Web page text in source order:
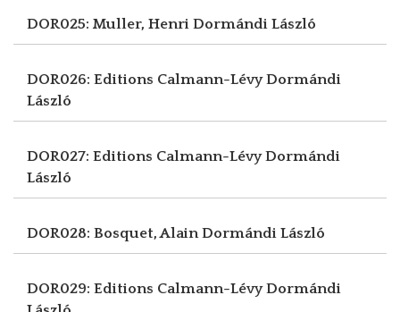
DOR025: Muller, Henri Dormándi László
DOR026: Editions Calmann-LévyDormándi
László
DOR027: Editions Calmann-LévyDormándi
László
DOR028: Bosquet, AlainDormándi László
DOR029: Editions Calmann-LévyDormándi